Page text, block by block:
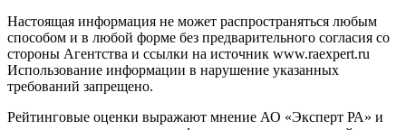
Настоящая информация не может распространяться любым
способом и в любой форме без предварительного согласия со
стороны Агентства и ссылки на источник www.raexpert.ru
Использование информации в нарушение указанных
требований запрещено.
Рейтинговые оценки выражают мнение АО «Эксперт РА» и